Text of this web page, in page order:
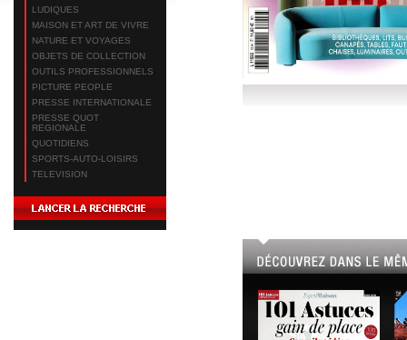
LUDIQUES
MAISON ET ART DE VIVRE
NATURE ET VOYAGES
OBJETS DE COLLECTION
OUTILS PROFESSIONNELS
PICTURE PEOPLE
PRESSE INTERNATIONALE
PRESSE QUOT
REGIONALE
QUOTIDIENS
SPORTS-AUTO-LOISIRS
TELEVISION